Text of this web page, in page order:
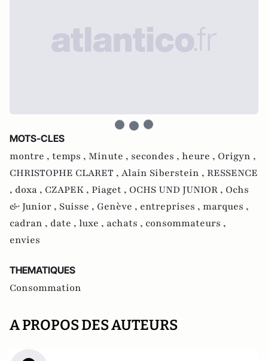
MOTS-CLES
montre , temps , Minute , secondes , heure , Origyn ,
CHRISTOPHE CLARET , Alain Siberstein , RESSENCE
, doxa , CZAPEK , Piaget , OCHS UND JUNIOR , Ochs
& Junior , Suisse , Genève , entreprises , marques ,
cadran , date , luxe , achats , consommateurs ,
envies
THEMATIQUES
Consommation
A PROPOS DES AUTEURS